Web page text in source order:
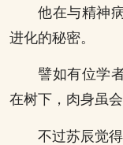
他在与精神
进化的秘密。
譬如有位学
在树下，肉身虽
不过苏辰觉